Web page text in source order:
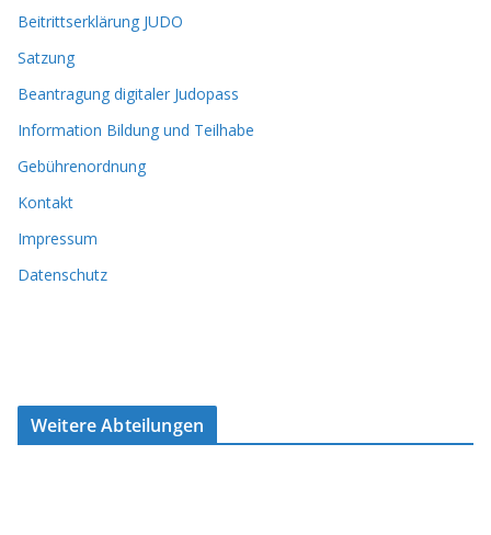
Beitrittserklärung JUDO
Satzung
Beantragung digitaler Judopass
Information Bildung und Teilhabe
Gebührenordnung
Kontakt
Impressum
Datenschutz
Weitere Abteilungen